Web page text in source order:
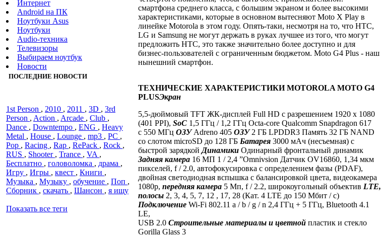
Интернет
Android на ПК
Ноутбуки Asus
Ноутбуки
Audiо-техника
Телевизоры
Выбираем ноутбук
Новости
ПОСЛЕДНИЕ НОВОСТИ
1st Person , 2010 , 2011 , 3D , 3rd
Person , Action , Arcade , Club ,
Dance , Downtempo , ENG , Heavy
Metal , House , Lounge , mp3 , PC ,
Pop , Racing , Rap , RePack , Rock ,
RUS , Shooter , Trance , VA ,
Бесплатно , головоломка , драма ,
Игру , Игры , квест , Книги ,
Музыка , Музыку , обучение , Поп ,
Сборник , скачать , Шансон , я ищу
Показать все теги
смартфона среднего класса, с большим экраном и более высокими
характеристиками, которые в основном вытесняют Moto X Play в
линейке Motorola в этом году. Опять-таки, несмотря на то, что HTC,
LG и Samsung не могут держать в руках лучшее из того, что могут
предложить HTC, это также значительно более доступно и для
бизнес-пользователей с ограниченным бюджетом. Moto G4 Plus - наш
нынешний смартфон.
ТЕХНИЧЕСКИЕ ХАРАКТЕРИСТИКИ MOTOROLA MOTO G4
PLUSЭкран
5,5-дюймовый TFT ЖК-дисплей Full HD с разрешением 1920 x 1080
(401 PPI), SoC 1,5 ГГц / 1,2 ГГц Octa-core Qualcomm Snapdragon 617
с 550 МГц ОЗУAdreno 405 ОЗУ2 ГБ LPDDR3 Память 32 ГБ NAND
со слотом microSD до 128 ГБ Батарея 3000 мАч (несъемная) с
быстрой зарядкой Динамики Одинарный фронтальный динамик
Задняя камера 16 МП 1 / 2,4 ”Omnivsion Датчик OV16860, 1,34 мкм
пикселей, f / 2.0, автофокусировка с определением фазы (PDAF),
двойная светодиодная вспышка с балансировкой цвета, видеокамера
1080p, передняя камера 5 Мп, f / 2.2, широкоугольный объектив LTE,
полосы 2, 3, 4, 5, 7, 12 , 17, 28 (Кат. 4 LTE до 150 Мбит / с)
Подключение Wi-Fi 802.11 a / b / g / n 2,4 ГГц + 5 ГГц, Bluetooth 4.1
LE,
USB 2.0 Строительные материалы и цветной пластик и стекло
Gorilla Glass 3